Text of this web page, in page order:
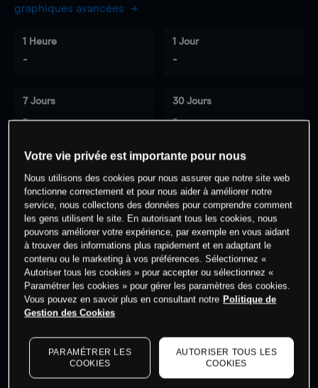
graphiques avancées
1 Heure
-
1 Jour
-
7 Jours
-
30 Jours
-
0% des clients ont une position àsur
cet actif
Commencez à trader
Les prix sont indicatifs.Connectez-vouspour voir les
dernières données du marché.Log into see latest
Votre vie privée est importante pour nous
Nous utilisons des cookies pour nous assurer que notre site web
fonctionne correctement et pour nous aider à améliorer notre
service, nous collectons des données pour comprendre comment
les gens utilisent le site. En autorisant tous les cookies, nous
pouvons améliorer votre expérience, par exemple en vous aidant
à trouver des informations plus rapidement et en adaptant le
contenu ou le marketing à vos préférences. Sélectionnez «
Autoriser tous les cookies » pour accepter ou sélectionnez «
Paramétrer les cookies » pour gérer les paramètres des cookies.
Vous pouvez en savoir plus en consultant notre Politique de
Gestion des Cookies
PARAMÉTRER LES
COOKIES
AUTORISER TOUS LES
COOKIES